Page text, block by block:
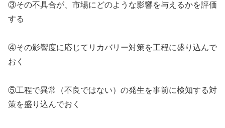
③その不具合が、市場にどのような影響を与えるかを評価
する
④その影響度に応じてリカバリー対策を工程に盛り込んで
おく
⑤工程で異常（不良ではない）の発生を事前に検知する対
策を盛り込んでおく